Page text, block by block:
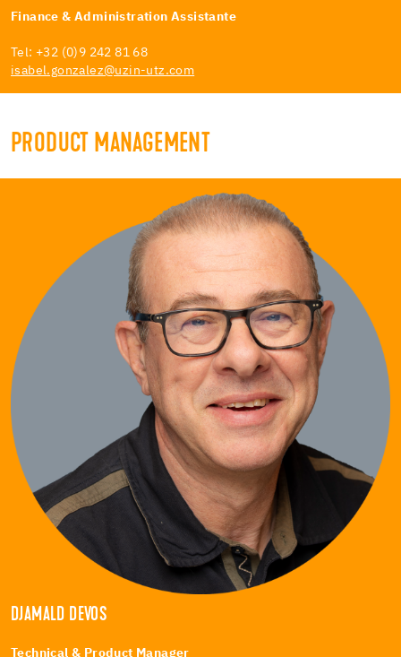
Finance & Administration Assistante
Tel: +32 (0)9 242 81 68
isabel.gonzalez@uzin-utz.com
PRODUCT MANAGEMENT
DJAMALD DEVOS
Technical & Product Manager